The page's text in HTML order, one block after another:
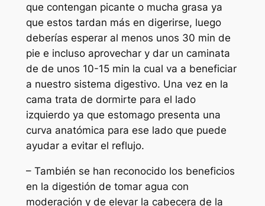
que contengan picante o mucha grasa ya
que estos tardan más en digerirse, luego
deberías esperar al menos unos 30 min de
pie e incluso aprovechar y dar un caminata
de de unos 10-15 min la cual va a beneficiar
a nuestro sistema digestivo. Una vez en la
cama trata de dormirte para el lado
izquierdo ya que estomago presenta una
curva anatómica para ese lado que puede
ayudar a evitar el reflujo.
– También se han reconocido los beneficios
en la digestión de tomar agua con
moderación y de elevar la cabecera de la